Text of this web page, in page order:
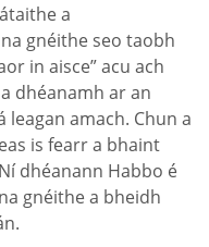
a
gnéithe seo taobh
in aisce” acu ach
dhéanamh ar an
leagan amach. Chun a
is fearr a bhaint
dhéanann Habbo é
gnéithe a bheidh